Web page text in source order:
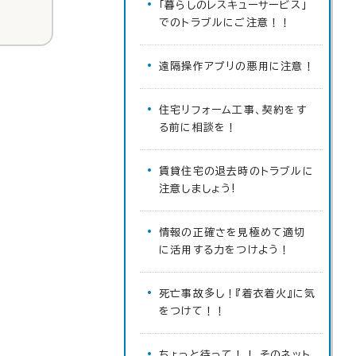
「暮らしのレスキューサービス」
でのトラブルにご注意！！
遠隔操作アプリの悪用に注意！
住宅リフォーム工事、契約をす
る前に相談を！
賃貸住宅の退去時のトラブルに
注意しましょう!
情報の正確さを見極めて適切
に活用する力をつけよう！
死亡事故多し！『着衣着火』に気
をつけて！！